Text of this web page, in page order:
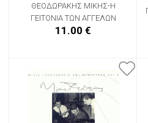
ΘΕΟΔΩΡΑΚΗΣ ΜΙΚΗΣ-Η
ΓΕΙΤΟΝΙΑ ΤΩΝ ΑΓΓΕΛΩΝ
11.00 €